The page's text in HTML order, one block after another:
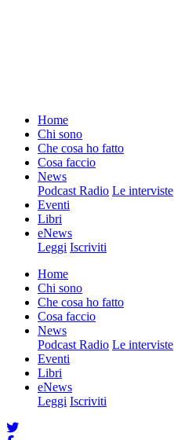
Home
Chi sono
Che cosa ho fatto
Cosa faccio
News
Podcast Radio Le interviste
Eventi
Libri
eNews
Leggi Iscriviti
Home
Chi sono
Che cosa ho fatto
Cosa faccio
News
Podcast Radio Le interviste
Eventi
Libri
eNews
Leggi Iscriviti